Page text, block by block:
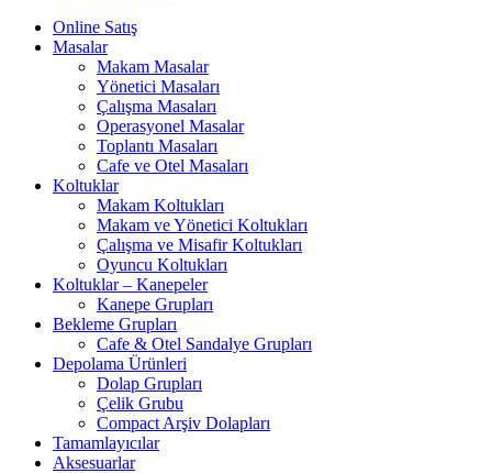
Online Satış
Masalar
Makam Masalar
Yönetici Masaları
Çalışma Masaları
Operasyonel Masalar
Toplantı Masaları
Cafe ve Otel Masaları
Koltuklar
Makam Koltukları
Makam ve Yönetici Koltukları
Çalışma ve Misafir Koltukları
Oyuncu Koltukları
Koltuklar – Kanepeler
Kanepe Grupları
Bekleme Grupları
Cafe & Otel Sandalye Grupları
Depolama Ürünleri
Dolap Grupları
Çelik Grubu
Compact Arşiv Dolapları
Tamamlayıcılar
Aksesuarlar